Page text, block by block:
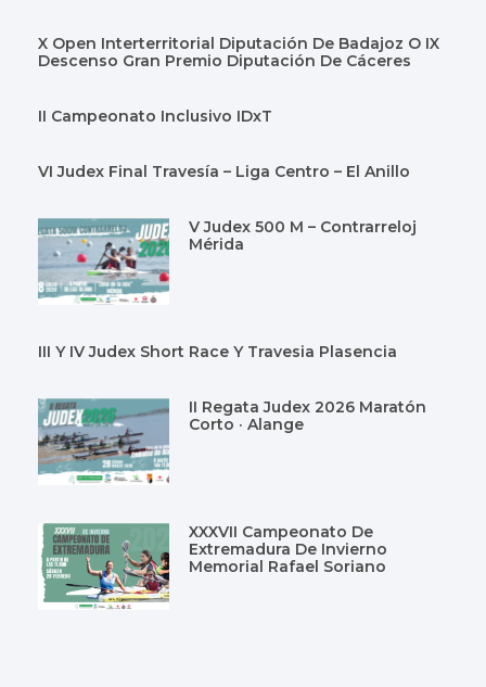
X Open Interterritorial Diputación De Badajoz O IX
Descenso Gran Premio Diputación De Cáceres
II Campeonato Inclusivo IDxT
VI Judex Final Travesía – Liga Centro – El Anillo
V Judex 500 M – Contrarreloj
Mérida
III Y IV Judex Short Race Y Travesia Plasencia
II Regata Judex 2026 Maratón
Corto · Alange
XXXVII Campeonato De
Extremadura De Invierno
Memorial Rafael Soriano